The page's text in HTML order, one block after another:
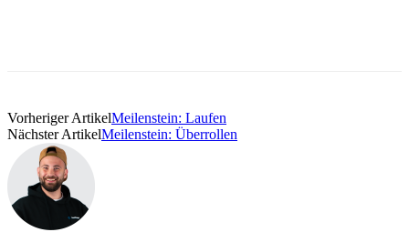
Vorheriger ArtikelMeilenstein: Laufen
Nächster ArtikelMeilenstein: Überrollen